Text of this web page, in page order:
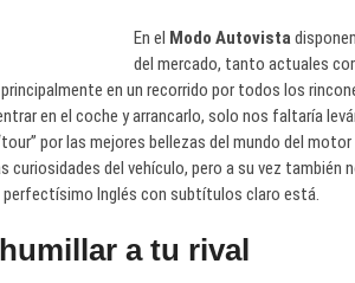
En el Modo Autovista
del mercado, tanto actuales
en un recorrido por todos los
en el coche y arrancarlo, solo nos faltaría
por las mejores bellezas del mundo del
curiosidades del vehículo, pero a su vez
Inglés con subtítulos claro está.
a tu rival